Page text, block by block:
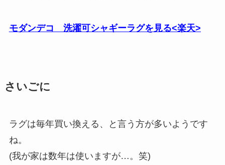
モダンデコ 洗濯可シャギーラグを見る<楽天>
さいごに
ラグは毎年買い換える、と言う方が多いようです
ね。
(我が家は数年は使いますが…。笑)